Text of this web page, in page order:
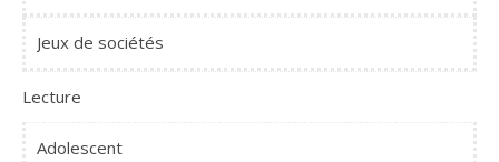
Jeux de sociétés
Lecture
Adolescent